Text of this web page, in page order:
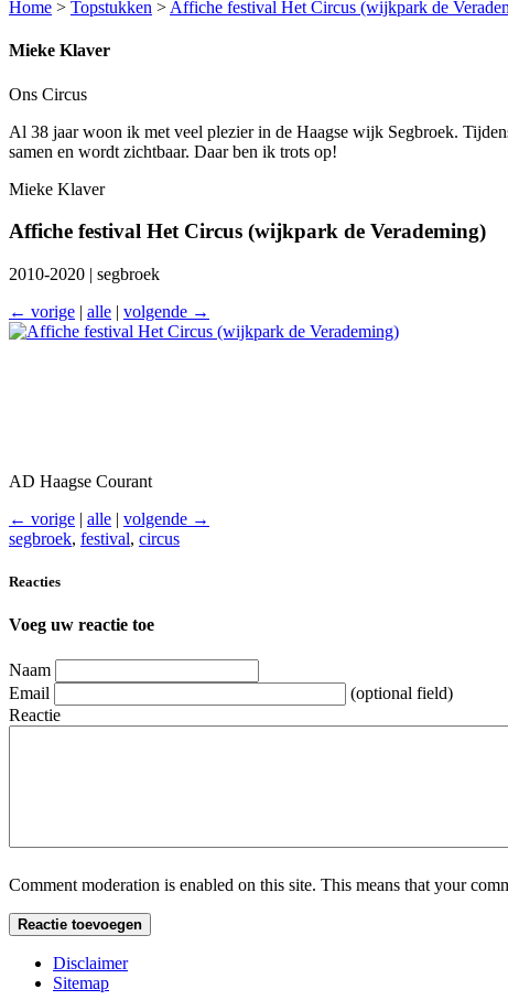
Home > Topstukken > Affiche festival Het Circus (wijkpark de
Mieke Klaver
Ons Circus
Al 38 jaar woon ik met veel plezier in de Haagse wijk Segbroek.
samen en wordt zichtbaar. Daar ben ik trots op!
Mieke Klaver
Affiche festival Het Circus (wijkpark de Verademing)
2010-2020 | segbroek
← vorige | alle | volgende →
AD Haagse Courant
← vorige | alle | volgende →
segbroek, festival, circus
Reacties
Voeg uw reactie toe
Naam
Email
(optional field)
Reactie
Comment moderation is enabled on this site. This means that your
Disclaimer
Sitemap